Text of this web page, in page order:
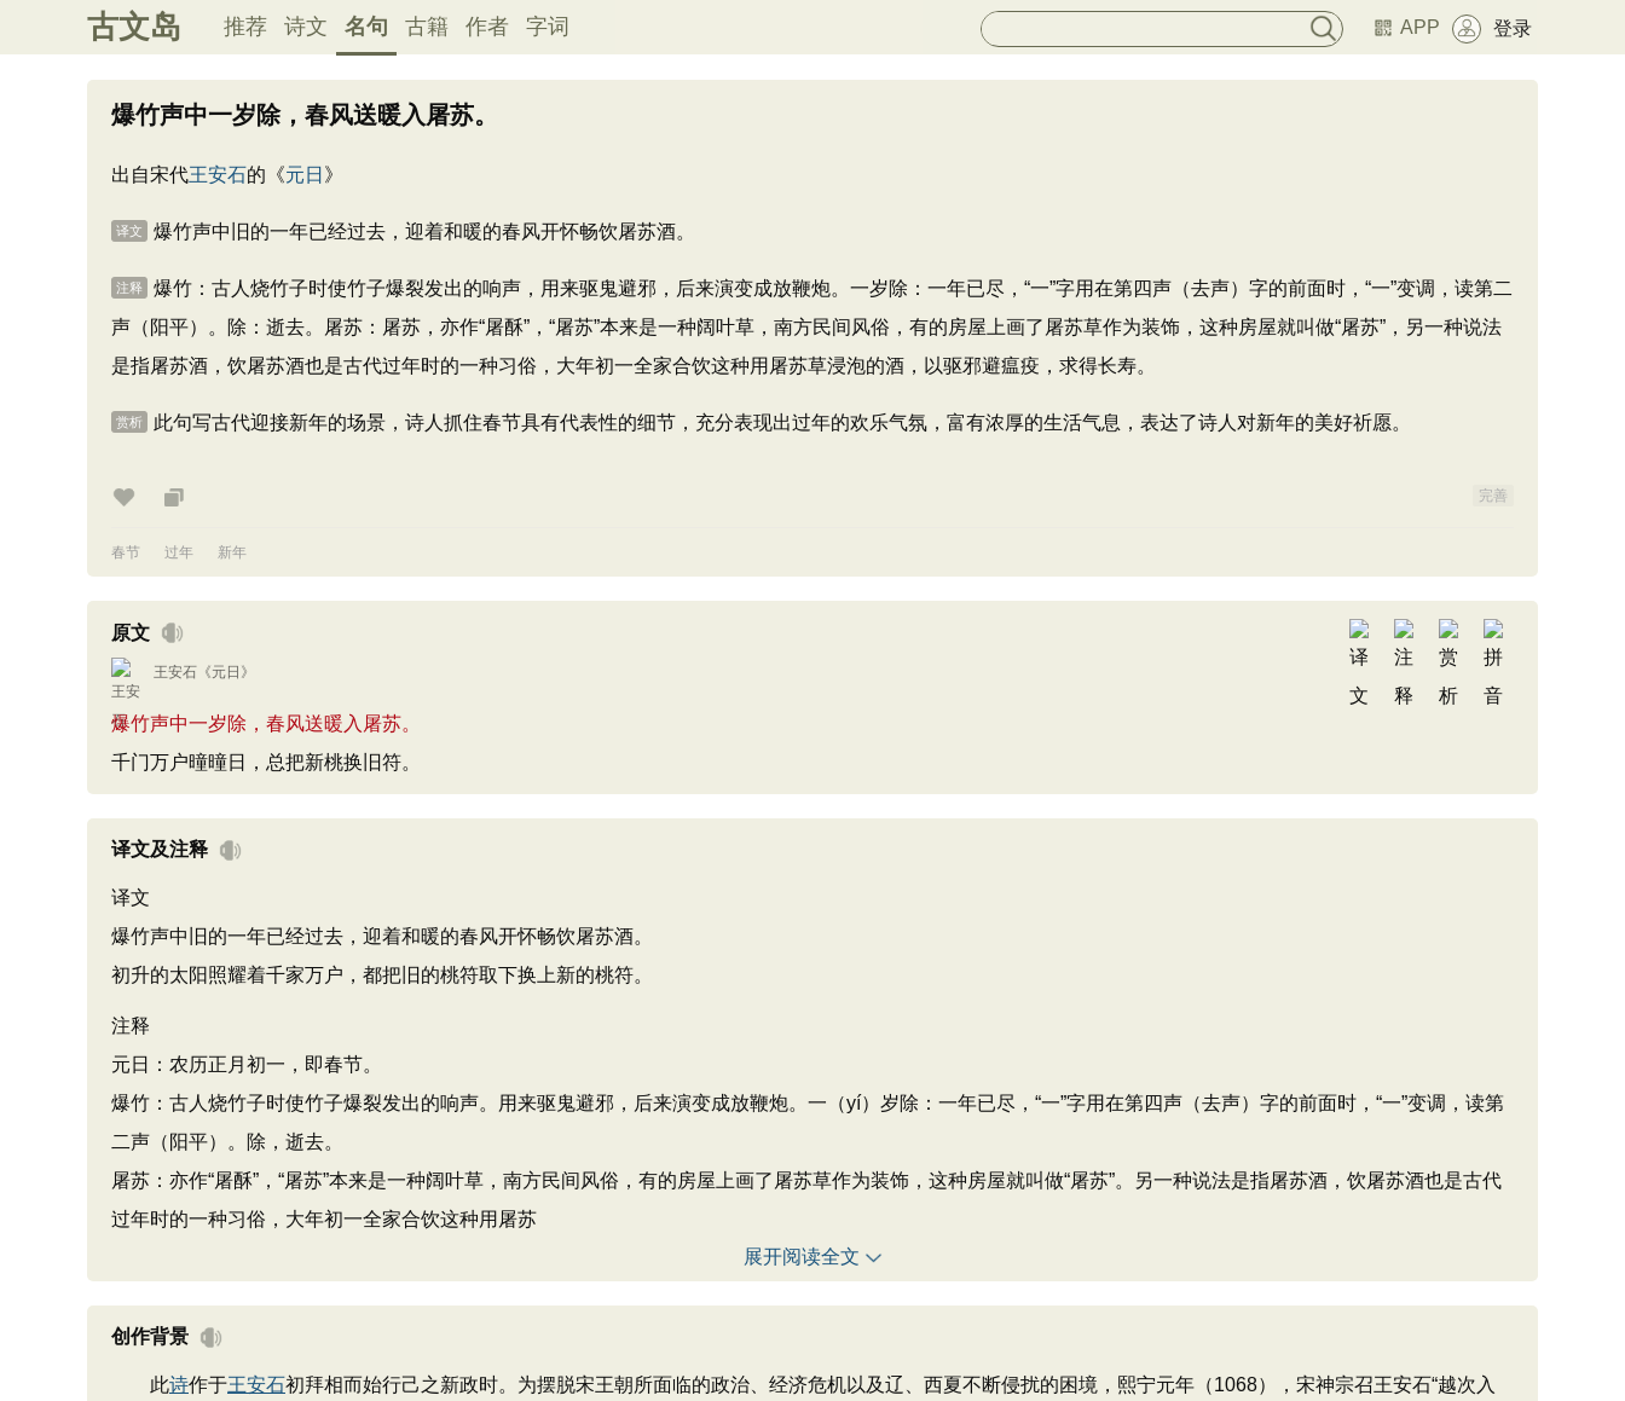
古文岛 推荐 诗文 名句 古籍 作者 字词 APP 登录
爆竹声中一岁除，春风送暖入屠苏。
出自宋代王安石的《元日 》
译文 爆竹声中旧的一年已经过去，迎着和暖的春风开怀畅饮屠苏酒。
注释
爆竹：古人烧竹子时使竹子爆裂发出的响声，用来驱鬼避邪，后来演变成放鞭炮。一岁除：一年已尽，“一”字用在第四声（去声）字的前面时，“一”变调，读第二
声（阳平）。除：逝去。屠苏：屠苏，亦作“屠酥”，“屠苏”本来是一种阔叶草，南方民间风俗，有的房屋上画了屠苏草作为装饰，这种房屋就叫做“屠苏”，另一种说法
是指屠苏酒，饮屠苏酒也是古代过年时的一种习俗，大年初一全家合饮这种用屠苏草浸泡的酒，以驱邪避瘟疫，求得长寿。
赏析 此句写古代迎接新年的场景，诗人抓住春节具有代表性的细节，充分表现出过年的欢乐气氛，富有浓厚的生活气息，表达了诗人对新年的美好祈愿。
完善
春节 过年 新年
原文
王安石 《元日 》
爆竹声中一岁除，春风送暖入屠苏。
千门万户曈曈日，总把新桃换旧符。
译文及注释
译文
爆竹声中旧的一年已经过去，迎着和暖的春风开怀畅饮屠苏酒。
初升的太阳照耀着千家万户，都把旧的桃符取下换上新的桃符。
注释
元日：农历正月初一，即春节。
爆竹：古人烧竹子时使竹子爆裂发出的响声。用来驱鬼避邪，后来演变成放鞭炮。一（yí）岁除：一年已尽，“一”字用在第四声（去声）字的前面时，“一”变调，读第
二声（阳平）。除，逝去。
屠苏：亦作“屠酥”，“屠苏”本来是一种阔叶草，南方民间风俗，有的房屋上画了屠苏草作为装饰，这种房屋就叫做“屠苏”。另一种说法是指屠苏酒，饮屠苏酒也是古代
过年时的一种习俗，大年初一全家合饮这种用屠苏
展开阅读全文
创作背景
此诗作于王安石初拜相而始行己之新政时。为摆脱宋王朝所面临的政治、经济危机以及辽、西夏不断侵扰的困境，熙宁元年（1068），宋神宗召王安石“越次入